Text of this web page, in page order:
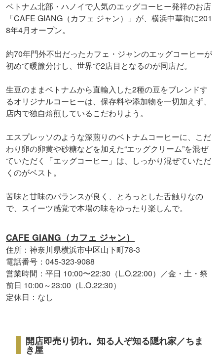
ベトナム北部・ハノイで人気のエッグコーヒー発祥のお店
「CAFE GIANG（カフェ ジャン）」が、横浜中華街に201
8年4月オープン。
約70年門外不出だったカフェ・ジャンのエッグコーヒーが
初めて暖簾分けし、世界で2店目となるのが同店だ。
生豆のままベトナムから直輸入した2種の豆をブレンドす
るオリジナルコーヒーは、保存料や添加物を一切加えず、
店内で独自焙煎しているこだわりよう。
エスプレッソのような深煎りのベトナムコーヒーに、こだ
わり卵の卵黄や砂糖などを加えた“エッグクリーム”を混ぜ
ていただく「エッグコーヒー」は、しっかり混ぜていただ
くのがベスト。
苦味と甘味のバランスが良く、とろっとした舌触りなの
で、スイーツ感覚で本場の味をゆったり楽しんで。
CAFE GIANG（カフェ ジャン）
住所：神奈川県横浜市中区山下町78-3
電話番号：045-323-9088
営業時間：平日 10:00〜22:30（L.O.22:00）／金・土・祭
前日 10:00～23:00（L.O.22:30）
定休日：なし
開店即売り切れ。知る人ぞ知る隠れ家／ちま
き屋